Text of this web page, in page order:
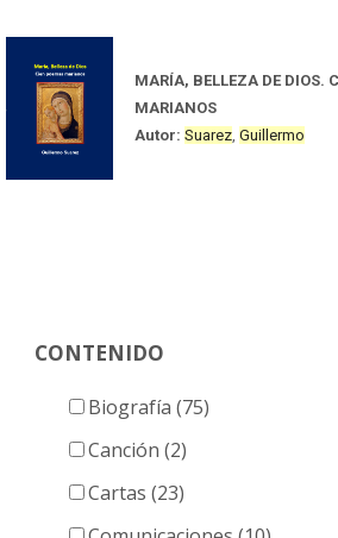
MARÍA, BELLEZA DE DIOS.
MARIANOS
Autor: Suarez,Guillermo
CONTENIDO
Biografía (75)
Canción (2)
Cartas (23)